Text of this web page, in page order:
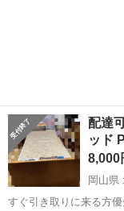
配達
ッド
8,000
岡山県
すぐ引き取りに来る方